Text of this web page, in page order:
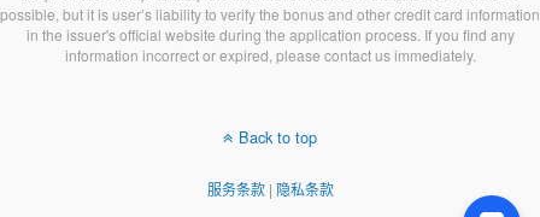
possible, but it is user’s liability to verify the bonus and other credit card information
in the issuer's official website during the application process. If you find any
information incorrect or expired, please contact us immediately.
Back to top
服务条款| 隐私条款